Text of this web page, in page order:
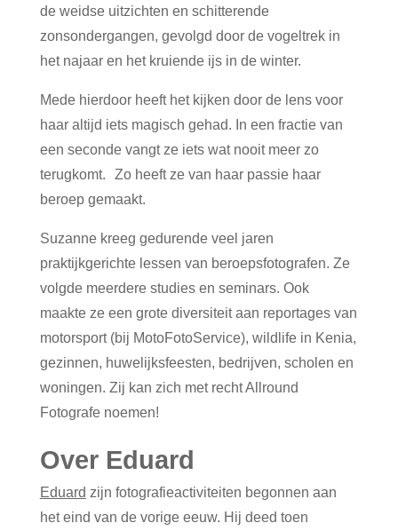
de weidse uitzichten en schitterende
zonsondergangen, gevolgd door de vogeltrek in
het najaar en het kruiende ijs in de winter.
Mede hierdoor heeft het kijken door de lens voor
haar altijd iets magisch gehad. In een fractie van
een seconde vangt ze iets wat nooit meer zo
terugkomt. Zo heeft ze van haar passie haar
beroep gemaakt.
Suzanne kreeg gedurende veel jaren
praktijkgerichte lessen van beroepsfotografen. Ze
volgde meerdere studies en seminars. Ook
maakte ze een grote diversiteit aan reportages van
motorsport (bij MotoFotoService), wildlife in Kenia,
gezinnen, huwelijksfeesten, bedrijven, scholen en
woningen. Zij kan zich met recht Allround
Fotografe noemen!
Over Eduard
Eduard zijn fotografieactiviteiten begonnen aan
het eind van de vorige eeuw. Hij deed toen